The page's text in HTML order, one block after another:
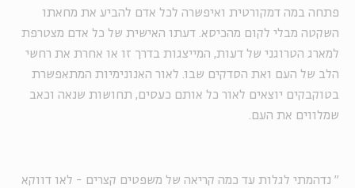
פתחה במה דמקורטית ואיפשרה לכל אדם להביע את מחאתו
השקטה מבלי לקום מהכיסא. דעתו האישית של כל אדם מצטרפת
למארג הטרוגני של דעות, המייצגות בדרך זו או אחרת את רחשי
הלב של העם ואת הסדקים שבו. לאור האנונימיות המתאפשרת
בטוקבקים יוצאים לאור כל אותם כעסים, תחושות שנאה וכאב
שמלווים את העם.
" נדהמתי לגלות עד כמה קריאה של משפטים קצרים - לאו דווקא